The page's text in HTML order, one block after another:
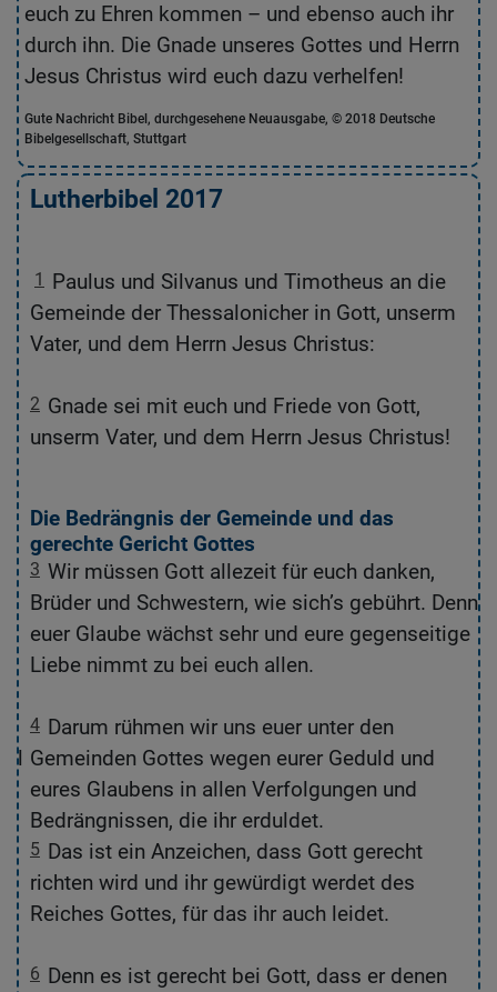
euch zu Ehren kommen – und ebenso auch ihr
durch ihn. Die Gnade unseres Gottes und Herrn
Jesus Christus wird euch dazu verhelfen!
Gute Nachricht Bibel, durchgesehene Neuausgabe, © 2018 Deutsche
Bibelgesellschaft, Stuttgart
Lutherbibel 2017
1 Paulus und Silvanus und Timotheus an die
Gemeinde der Thessalonicher in Gott, unserm
Vater, und dem Herrn Jesus Christus:
2 Gnade sei mit euch und Friede von Gott,
unserm Vater, und dem Herrn Jesus Christus!
Die Bedrängnis der Gemeinde und das
gerechte Gericht Gottes
3 Wir müssen Gott allezeit für euch danken,
Brüder und Schwestern, wie sich’s gebührt. Denn
euer Glaube wächst sehr und eure gegenseitige
Liebe nimmt zu bei euch allen.
4 Darum rühmen wir uns euer unter den
Gemeinden Gottes wegen eurer Geduld und
eures Glaubens in allen Verfolgungen und
Bedrängnissen, die ihr erduldet.
5 Das ist ein Anzeichen, dass Gott gerecht
richten wird und ihr gewürdigt werdet des
Reiches Gottes, für das ihr auch leidet.
6 Denn es ist gerecht bei Gott, dass er denen